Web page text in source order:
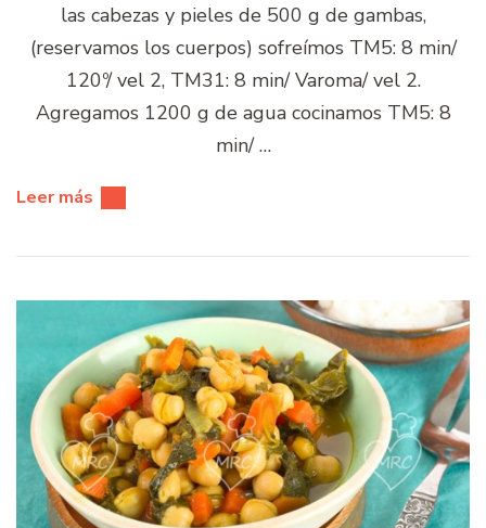
las cabezas y pieles de 500 g de gambas,
(reservamos los cuerpos) sofreímos TM5: 8 min/
120º/ vel 2, TM31: 8 min/ Varoma/ vel 2.
Agregamos 1200 g de agua cocinamos TM5: 8
min/ …
Leer más